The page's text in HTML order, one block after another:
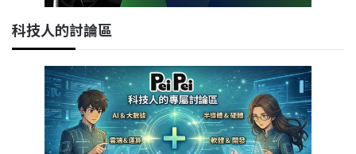
科技人的討論區